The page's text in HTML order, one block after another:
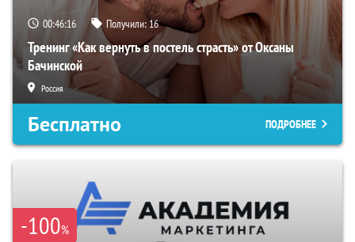
00:46:15 Получили:16
Тренинг «Как вернуть в постель страсть» от Оксаны
Бачинской
Россия
Бесплатно ПОДРОБНЕЕ
-100%